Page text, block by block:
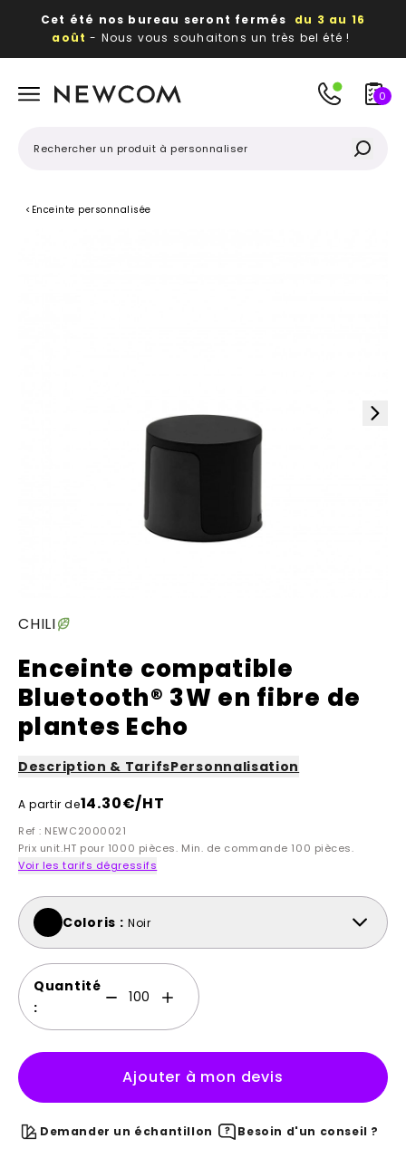
Cet été nos bureau seront fermés du 3 au 16
août - Nous vous souhaitons un très bel été !
publicitaires
0
< Enceinte personnalisée
CHILI
Enceinte compatible
Bluetooth® 3W en fibre de
plantes Echo
Description & TarifsPersonnalisation
A partir de14.30€/HT
Ref : NEWC2000021
Prix unit.HT pour 1000 pièces. Min. de commande 100 pièces.
Voir les tarifs dégressifs
Coloris : Noir
Quantité
:
Ajouter à mon devis
Demander un échantillon Besoin d'un conseil ?